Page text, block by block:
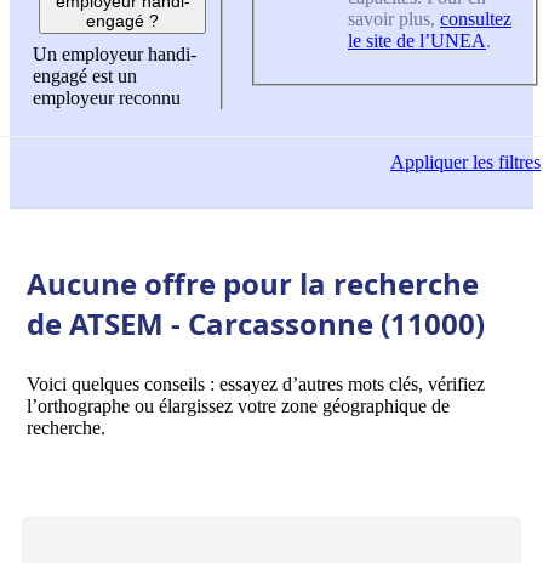
engagé ?
Un employeur handi-
engagé est un
employeur reconnu
savoir plus, consultez
le site de l’UNEA.
Appliquerles filtres
Aucune offre pour la recherche
de ATSEM - Carcassonne (11000)
Voici quelques conseils : essayez d’autres mots clés, vérifiez
l’orthographe ou élargissez votre zone géographique de
recherche.